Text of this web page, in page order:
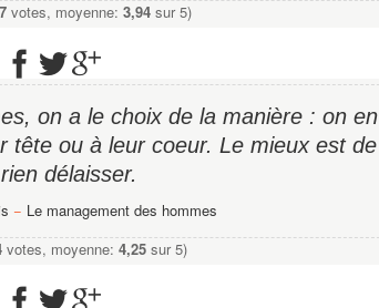
votes, moyenne: 3,94sur 5)
on a le choix de la manière : on en
tête ou à leur coeur. Le mieux est de
délaisser.
− Le management des hommes
votes, moyenne: 4,25 sur 5)